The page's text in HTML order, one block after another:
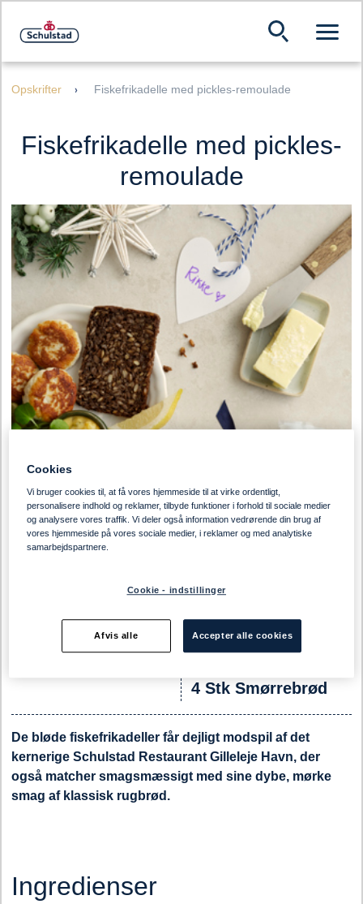
Opskrifter Fiskefrikadelle med pickles-remoulade
Fiskefrikadelle med pickles-
remoulade
4 Stk Smørrebrød
De bløde fiskefrikadeller får dejligt modspil af det
kernerige Schulstad Restaurant Gilleleje Havn, der
også matcher smagsmæssigt med sine dybe, mørke
smag af klassisk rugbrød.
Ingredienser
Cookies
Vi bruger cookies til, at få vores hjemmeside til at virke ordentligt,
personalisere indhold og reklamer, tilbyde funktioner i forhold til sociale medier
og analysere vores traffik. Vi deler også information vedrørende din brug af
vores hjemmeside på vores sociale medier, i reklamer og med analytiske
samarbejdspartnere.
Cookie - indstillinger
Afvis alle Accepter alle cookies